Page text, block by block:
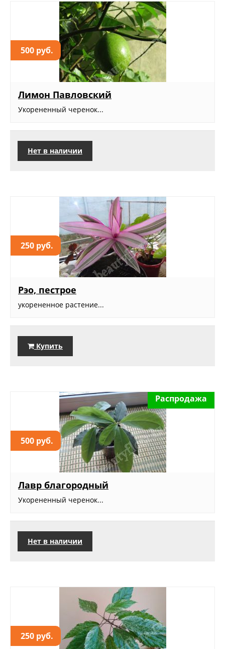
500 руб.
Лимон Павловский
Укорененный черенок...
Нет в наличии
250 руб.
Рэо, пестрое
укорененное растение...
Купить
500 руб.
Распродажа
Лавр благородный
Укорененный черенок...
Нет в наличии
250 руб.